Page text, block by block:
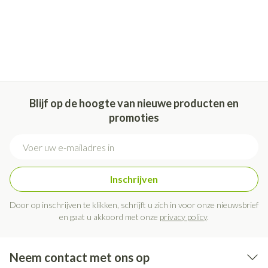
Blijf op de hoogte van nieuwe producten en
promoties
Inschrijven
Door op inschrijven te klikken, schrijft u zich in voor onze nieuwsbrief
en gaat u akkoord met onze privacy policy.
Neem contact met ons op